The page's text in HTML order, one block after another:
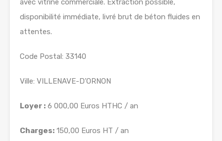
avec vitrine commerciale. Extraction possible,
disponibilité immédiate, livré brut de béton fluides en
attentes.
Code Postal: 33140
Ville: VILLENAVE-D’ORNON
Loyer : 6 000,00 Euros HTHC / an
Charges: 150,00 Euros HT / an